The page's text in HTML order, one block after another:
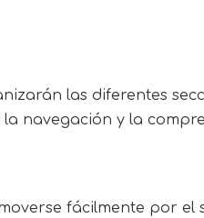
las diferentes
navegación y la
fácilmente por el